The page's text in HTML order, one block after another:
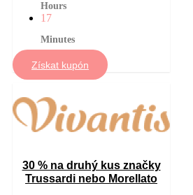
Hours
17
Minutes
Získat kupón
30 % na druhý kus značky
Trussardi nebo Morellato